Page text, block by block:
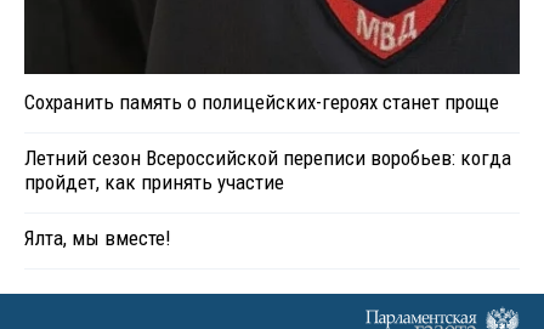
Сохранить память о полицейских-героях станет проще
Летний сезон Всероссийской переписи воробьев: когда
пройдет, как принять участие
Ялта, мы вместе!